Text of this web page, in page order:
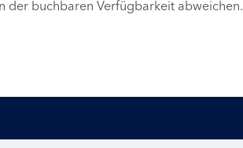
der buchbaren Verfügbarkeit abweichen.